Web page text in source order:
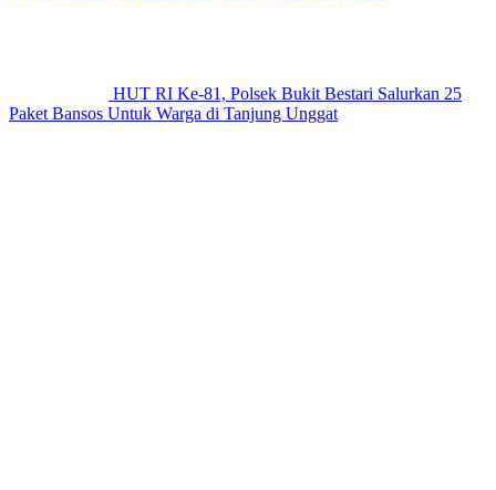
HUT RI Ke-81, Polsek Bukit Bestari Salurkan 25
Paket Bansos Untuk Warga di Tanjung Unggat